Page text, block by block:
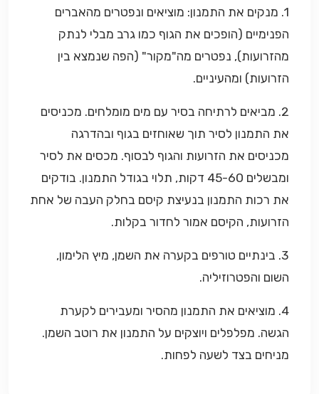
1. מנקים את התמנון: מוציאים ונפטרים מהאברים
הפנימיים (הופכים את הגוף כמו גרב מבלי לנתק
מהזרועות), נפטרים מה"מקור" (הפה שנמצא בין
הזרועות) ומהעיניים.
2. מביאים לרתיחה בסיר עם מים מומלחים. מכניסים
את התמנון לסיר תוך שאוחזים בגוף ובהדרגה
מכניסים את הזרועות והגוף לבסוף. מכסים את לסיר
ומבשלים 45-60 דקות, תלוי בגודל התמנון. בודקים
את רכות התמנון בנעיצת קיסם בחלק העבה של אחת
הזרועות, הקיסם אמור לחדור בקלות.
3. בינתיים טורפים בקערה את השמן, מיץ הלימון,
השום והפטרוזיליה.
4. מוציאים את התמנון מהסיר ומעבירים לקערת
הגשה. מפלפלים ויוצקים על התמנון את רוטב השמן.
מניחים בצד לשעה לפחות.